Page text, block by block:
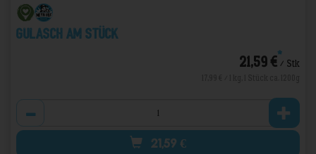
Gulasch am Stück
21,59 €*/ Stk
21,59 €